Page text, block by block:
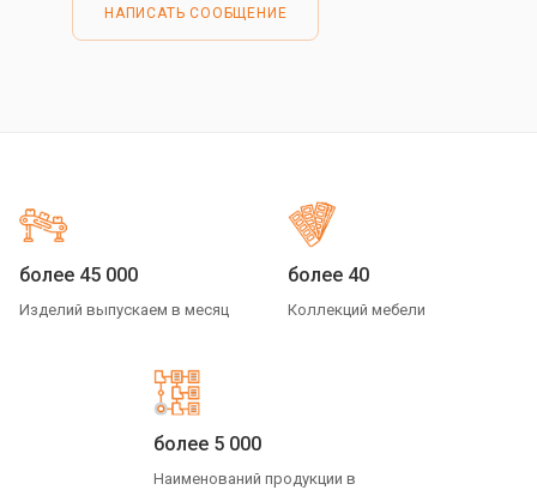
НАПИСАТЬ СООБЩЕНИЕ
более 45 000
Изделий выпускаем в месяц
более 40
Коллекций мебели
более 5 000
Наименований продукции в